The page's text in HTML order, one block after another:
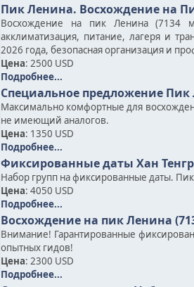
Пик Ленина. Восхождение на
Восхождение на пик Ленина (7134
акклиматизация, питание, лагеря и
2026 года, безопасная организация и
Цена: 2500 USD
Подробнее...
Специальное предложение Пик
Максимально комфортные для
не имеющий аналогов.
Цена: 1350 USD
Подробнее...
Фиксированные даты Хан
Набор групп на фиксированные даты.
Цена: 4050 USD
Подробнее...
Восхождение на пик Ленина
Внимание! Гарантированные
опытных гидов!
Цена: 2300 USD
Подробнее...